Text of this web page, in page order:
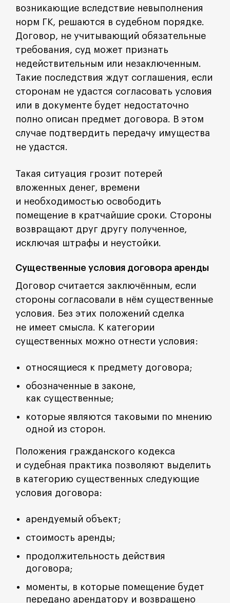
возникающие вследствие невыполнения
норм ГК, решаются в судебном порядке.
Договор, не учитывающий обязательные
требования, суд может признать
недействительным или незаключенным.
Такие последствия ждут соглашения, если
сторонам не удастся согласовать условия
или в документе будет недостаточно
полно описан предмет договора. В этом
случае подтвердить передачу имущества
не удастся.
Такая ситуация грозит потерей
вложенных денег, времени
и необходимостью освободить
помещение в кратчайшие сроки. Стороны
возвращают друг другу полученное,
исключая штрафы и неустойки.
Существенные условия договора аренды
Договор считается заключённым, если
стороны согласовали в нём существенные
условия. Без этих положений сделка
не имеет смысла. К категории
существенных можно отнести условия:
относящиеся к предмету договора;
обозначенные в законе,
как существенные;
которые являются таковыми по мнению
одной из сторон.
Положения гражданского кодекса
и судебная практика позволяют выделить
в категорию существенных следующие
условия договора:
арендуемый объект;
стоимость аренды;
продолжительность действия
договора;
моменты, в которые помещение будет
передано арендатору и возвращено